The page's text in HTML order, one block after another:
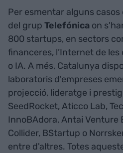
Per esmentar alguns casos
del grup Telefónica on
800 startups, en sectors
financeres, l’Internet de
o IA. A més, Catalunya
laboratoris d'empreses
projecció, lideratge i
SeedRocket, Aticco Lab,
InnoBAdora, Antai Venture
Collider, BStartup o
entre d'altres. Totes